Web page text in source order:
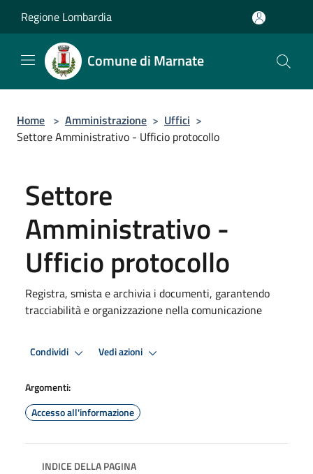
Regione Lombardia
Comune di Marnate
Home > Amministrazione > Uffici >
Settore Amministrativo - Ufficio protocollo
Settore
Amministrativo -
Ufficio protocollo
Registra, smista e archivia i documenti, garantendo
tracciabilità e organizzazione nella comunicazione
Condividi Vedi azioni
Argomenti:
Accesso all'informazione
INDICE DELLA PAGINA